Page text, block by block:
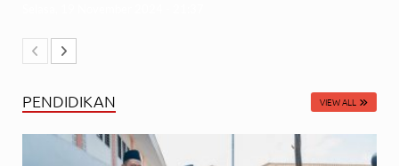
PENDIDIKAN VIEW ALL